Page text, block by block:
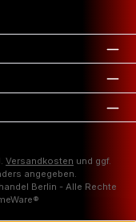
Versandkosten und ggf.
angegeben.
Berlin - Alle Rechte